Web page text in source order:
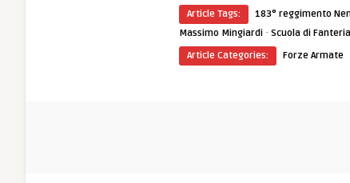
Article Tags: 183° reggimento
Massimo Mingiardi · Scuola di Fanteria
Article Categories:
Forze Armate